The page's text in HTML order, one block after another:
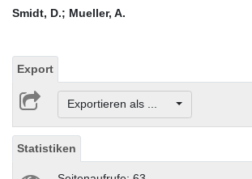
Smidt, D.; Mueller, A.
Export
Exportieren als ...
Statistiken